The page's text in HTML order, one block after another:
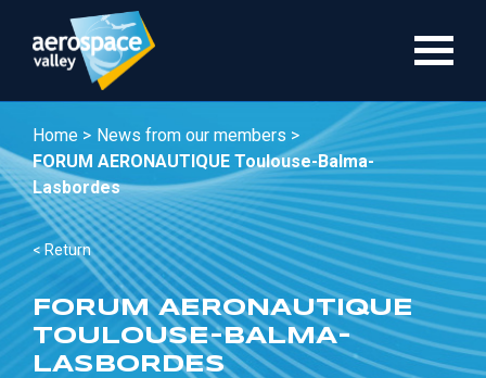
main
Home > News from our members >
FORUM AERONAUTIQUE Toulouse-Balma-
Lasbordes
< Return
FORUM AERONAUTIQUE
TOULOUSE-BALMA-
LASBORDES